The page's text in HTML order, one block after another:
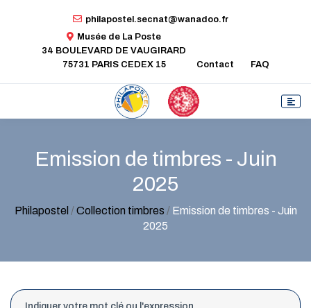
philapostel.secnat@wanadoo.fr
Musée de La Poste
34 BOULEVARD DE VAUGIRARD
75731 PARIS CEDEX 15
Contact FAQ
Emission de timbres - Juin
2025
Philapostel /Collection timbres / Emission de timbres - Juin
2025